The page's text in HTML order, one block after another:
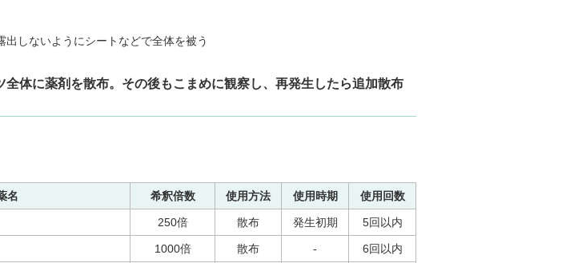
出しないようにシートなどで全体を被う
体に薬剤を散布。その後もこまめに観察し、再発生したら追加散布
名 希釈倍数 使用方法 使用時期 使用回数
250倍 散布 発生初期 5回以内
1000倍 散布 - 6回以内